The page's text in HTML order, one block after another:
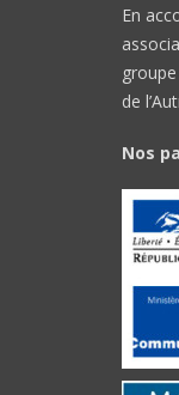
En
de
Nos